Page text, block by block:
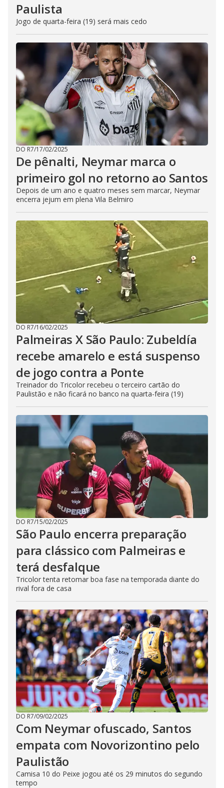
Paulista
Jogo de quarta-feira (19) será mais cedo
DO R7/17/02/2025
De pênalti, Neymar marca o
primeiro gol no retorno ao Santos
Depois de um ano e quatro meses sem marcar, Neymar
encerra jejum em plena Vila Belmiro
DO R7/16/02/2025
Palmeiras X São Paulo: Zubeldía
recebe amarelo e está suspenso
de jogo contra a Ponte
Treinador do Tricolor recebeu o terceiro cartão do
Paulistão e não ficará no banco na quarta-feira (19)
DO R7/15/02/2025
São Paulo encerra preparação
para clássico com Palmeiras e
terá desfalque
Tricolor tenta retomar boa fase na temporada diante do
rival fora de casa
DO R7/09/02/2025
Com Neymar ofuscado, Santos
empata com Novorizontino pelo
Paulistão
Camisa 10 do Peixe jogou até os 29 minutos do segundo
tempo